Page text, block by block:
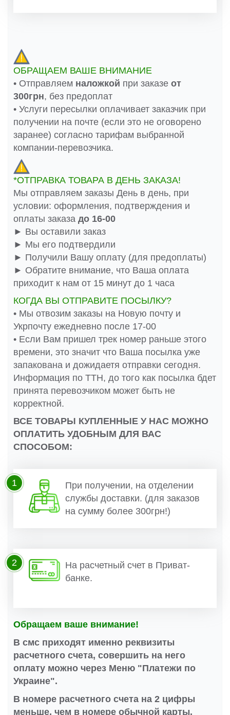
ОБРАЩАЕМ ВАШЕ ВНИМАНИЕ
• Отправляем наложкой при заказе от
300грн, без предоплат
• Услуги пересылки оплачивает заказчик при
получении на почте (если это не оговорено
заранее) согласно тарифам выбранной
компании-перевозчика.
*ОТПРАВКА ТОВАРА В ДЕНЬ ЗАКАЗА!
Мы отправляем заказы День в день, при
условии: оформления, подтверждения и
оплаты заказа до 16-00
► Вы оставили заказ
► Мы его подтвердили
► Получили Вашу оплату (для предоплаты)
► Обратите внимание, что Ваша оплата
приходит к нам от 15 минут до 1 часа
КОГДА ВЫ ОТПРАВИТЕ ПОСЫЛКУ?
• Мы отвозим заказы на Новую почту и
Укрпочту ежедневно после 17-00
• Если Вам пришел трек номер раньше этого
времени, это значит что Ваша посылка уже
запакована и дожидаетя отправки сегодня.
Информация по ТТН, до того как посылка бдет
принята перевозчиком может быть не
корректной.
ВСЕ ТОВАРЫ КУПЛЕННЫЕ У НАС МОЖНО
ОПЛАТИТЬ УДОБНЫМ ДЛЯ ВАС
СПОСОБОМ:
При получении, на отделении
службы доставки. (для заказов
на сумму более 300грн!)
1
На расчетный счет в Приват-
банке.
2
Обращаем ваше внимание!
В смс приходят именно реквизиты
расчетного счета, совершить на него
оплату можно через Меню "Платежи по
Украине".
В номере расчетного счета на 2 цифры
меньше, чем в номере обычной карты.